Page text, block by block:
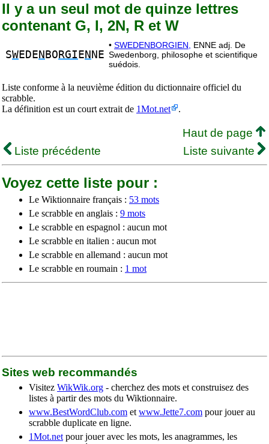
Il y a un seul mot de quinze lettres
contenant G, I, 2N, R et W
SWEDE N BO RGI E N NE
• SWEDENBORGIEN,
ENNE adj. De
Swedenborg, philosophe et scientifique
suédois.
Liste conforme à la neuvième édition du dictionnaire officiel du
scrabble.
La définition est un court extrait de 1Mot.net .
Haut de page
Liste précédente
Liste suivante
Voyez cette liste pour :
Le Wiktionnaire français : 53 mots
Le scrabble en anglais : 9 mots
Le scrabble en espagnol : aucun mot
Le scrabble en italien : aucun mot
Le scrabble en allemand : aucun mot
Le scrabble en roumain : 1 mot
Sites web recommandés
Visitez WikWik.org - cherchez des mots et construisez des
listes à partir des mots du Wiktionnaire.
www.BestWordClub.com et www.Jette7.com pour jouer au
scrabble duplicate en ligne.
1Mot.net pour jouer avec les mots, les anagrammes, les